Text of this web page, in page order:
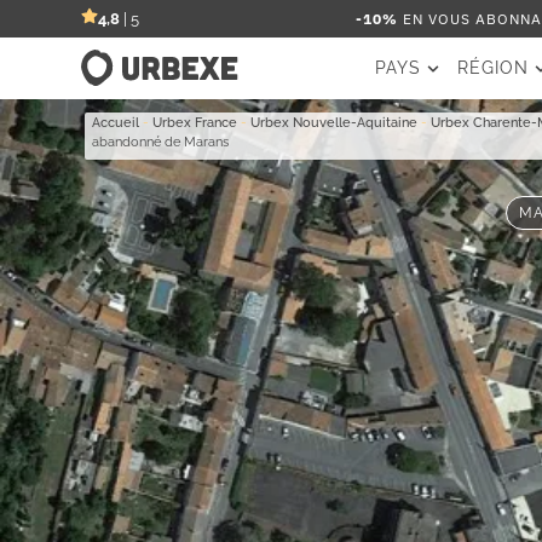
4,8 | 5 -10% EN VOUS
PAYS RÉGION
Accueil -Urbex France -Urbex Nouvelle-Aquitaine -Urbex Charente-
abandonné de Marans